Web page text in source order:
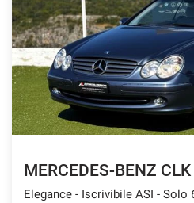
MERCEDES-BENZ
Elegance - Iscrivibile ASI - Solo